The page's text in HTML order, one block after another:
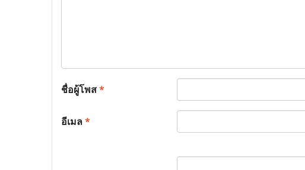
ชื่อผู้โพส*
อีเมล*